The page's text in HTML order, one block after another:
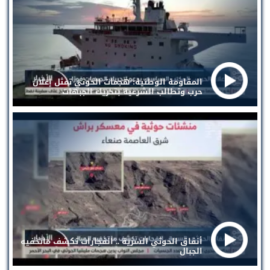
المقاومة الوطنية: هجمات الحوثي تمثل إعلان
حرب وتطالب الشرعية بتحريك الجبهات
أنفاق الحوثي السرية .. انفجارات تكشف ماتخفيه
الجبال